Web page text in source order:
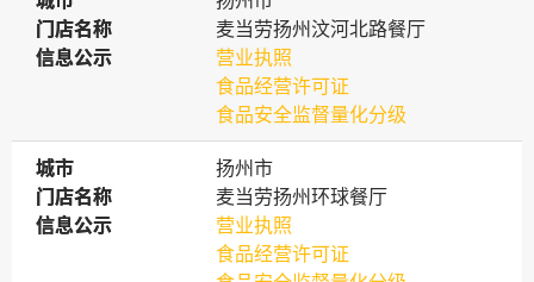
门店名称
门店名称
麦当劳扬州汶河北路餐厅
信息公示
信息公示
营业执照
食品经营许可证
食品安全监督量化分级
城市
城市
扬州市
门店名称
门店名称
麦当劳扬州环球餐厅
信息公示
信息公示
营业执照
食品经营许可证